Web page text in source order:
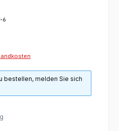
6
bestellen, melden Sie sich